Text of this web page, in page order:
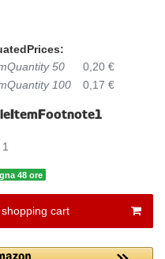
50
0,20 €
100
0,17 €
1
48 ore
cart